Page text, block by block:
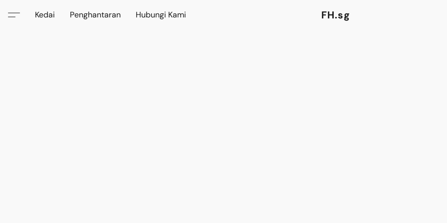
FH.sg
Kedai Penghantaran Hubungi Kami